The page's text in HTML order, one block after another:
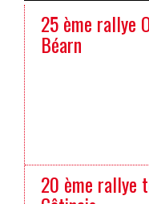
25 ème rallye
Béarn
20 ème rallye